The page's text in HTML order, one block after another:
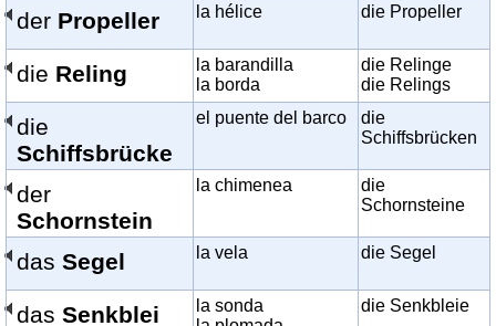
der Propeller la hélice die Propeller
die Reling
la barandilla
la borda
die Relinge
die Relings
die
Schiffsbrücke
el puente del barco
die
Schiffsbrücken
der
Schornstein
la chimenea
die
Schornsteine
das Segel la vela die Segel
das Senkblei
la sonda
die Senkbleie